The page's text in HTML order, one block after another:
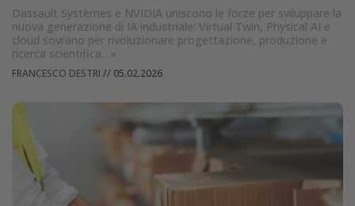
Dassault Systèmes e NVIDIA uniscono le forze per sviluppare la
nuova generazione di IA industriale: Virtual Twin, Physical AI e
cloud sovrano per rivoluzionare progettazione, produzione e
ricerca scientifica. »
FRANCESCO DESTRI // 05.02.2026